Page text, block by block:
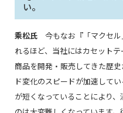
い。
乘松氏 今もなお『「マクセ
れるほど、当社にはカセット
商品を開発・販売してきた歴
ド変化のスピードが加速して
が短くなっていることにより